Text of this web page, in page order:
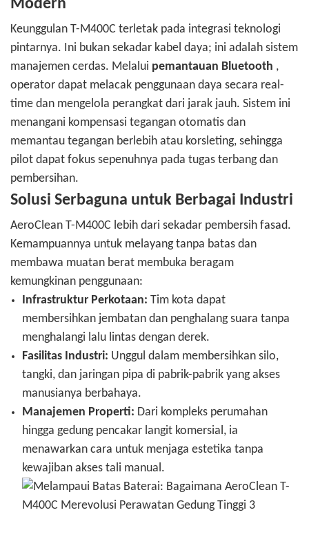
Modern
Keunggulan T-M400C terletak pada integrasi teknologi
pintarnya. Ini bukan sekadar kabel daya; ini adalah sistem
manajemen cerdas. Melalui pemantauan Bluetooth ,
operator dapat melacak penggunaan daya secara real-
time dan mengelola perangkat dari jarak jauh. Sistem ini
menangani kompensasi tegangan otomatis dan
memantau tegangan berlebih atau korsleting, sehingga
pilot dapat fokus sepenuhnya pada tugas terbang dan
pembersihan.
Solusi Serbaguna untuk Berbagai Industri
AeroClean T-M400C lebih dari sekadar pembersih fasad.
Kemampuannya untuk melayang tanpa batas dan
membawa muatan berat membuka beragam
kemungkinan penggunaan:
Infrastruktur Perkotaan: Tim kota dapat
membersihkan jembatan dan penghalang suara tanpa
menghalangi lalu lintas dengan derek.
Fasilitas Industri: Unggul dalam membersihkan silo,
tangki, dan jaringan pipa di pabrik-pabrik yang akses
manusianya berbahaya.
Manajemen Properti: Dari kompleks perumahan
hingga gedung pencakar langit komersial, ia
menawarkan cara untuk menjaga estetika tanpa
kewajiban akses tali manual.